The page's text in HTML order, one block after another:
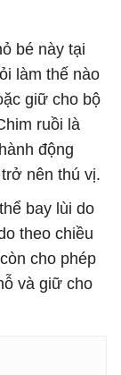
bé này tại
làm thế nào
giữ cho bộ
ruồi là
động
nên thú vị.
bay lùi do
theo chiều
cho phép
và giữ cho